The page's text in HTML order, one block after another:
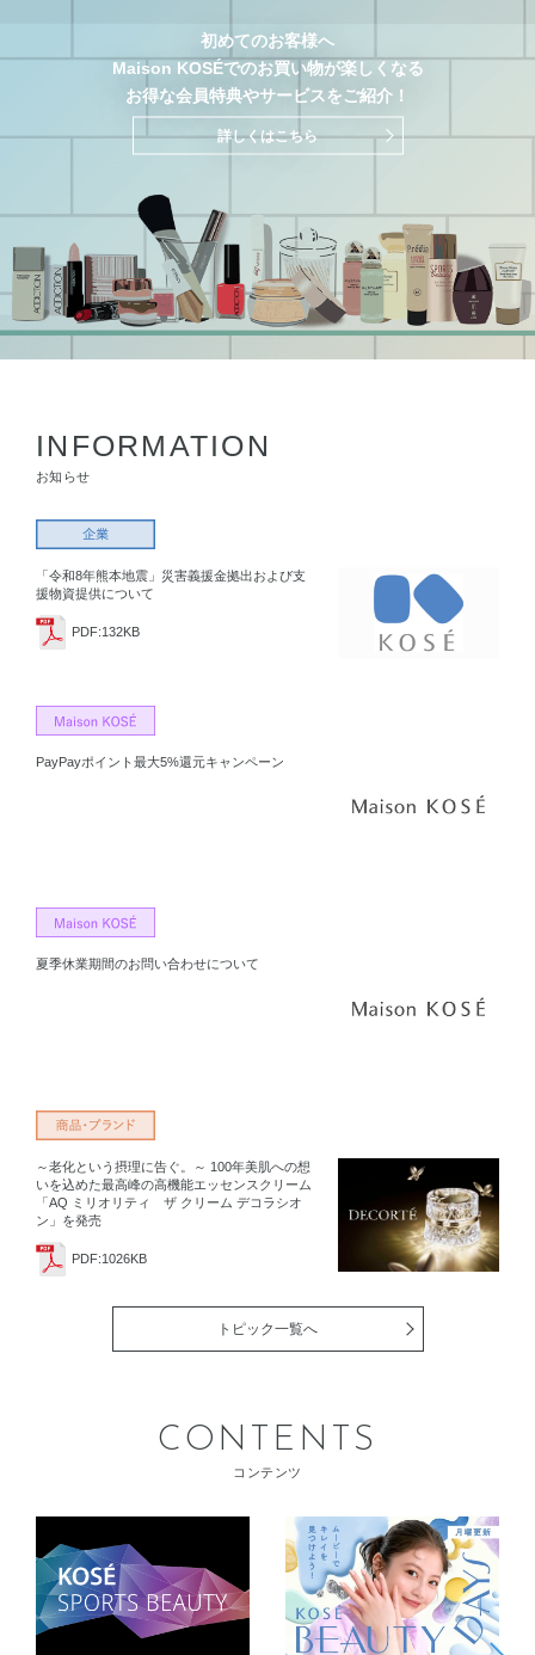
初めてのお客様へ
Maison KOSÉでのお買い物が楽しくなる
お得な会員特典やサービスをご紹介！
詳しくはこちら
INFORMATION
お知らせ
「令和8年熊本地震」災害義援金拠出および支
援物資提供について
PDF:132KB
PayPayポイント最大5%還元キャンペーン
夏季休業期間のお問い合わせについて
～老化という摂理に告ぐ。～ 100年美肌への想
いを込めた最高峰の高機能エッセンスクリーム
「AQ ミリオリティ ザ クリーム デコラシオ
ン」を発売
PDF:1026KB
トピック一覧へ
CONTENTS
コンテンツ